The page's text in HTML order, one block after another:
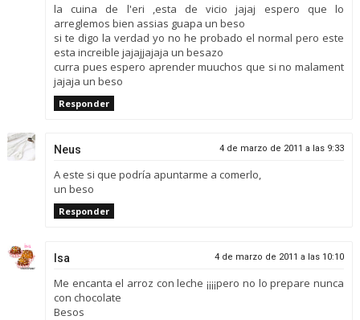
la cuina de l'eri ,esta de vicio jajaj espero que lo
arreglemos bien assias guapa un beso
si te digo la verdad yo no he probado el normal pero este
esta increible jajajjajaja un besazo
curra pues espero aprender muuchos que si no malament
jajaja un beso
Responder
Neus 4 de marzo de 2011 a las 9:33
A este si que podría apuntarme a comerlo,
un beso
Responder
Isa 4 de marzo de 2011 a las 10:10
Me encanta el arroz con leche ¡¡¡¡pero no lo prepare nunca
con chocolate
Besos